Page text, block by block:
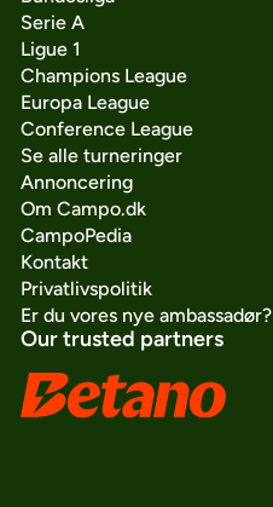
Serie A
Ligue 1
Champions League
Europa League
Conference League
Se alle turneringer
Annoncering
Om Campo.dk
CampoPedia
Kontakt
Privatlivspolitik
Er du vores nye ambassadør?
Our trusted partners